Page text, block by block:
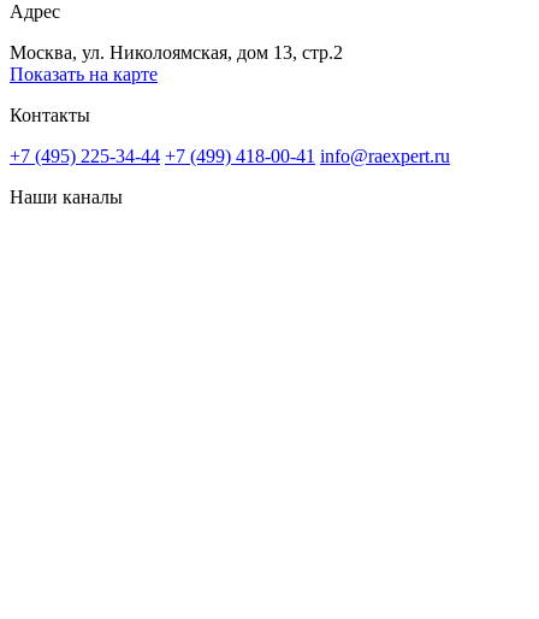
Адрес
Москва, ул. Николоямская, дом 13, стр.2
Показать на карте
Контакты
+7 (495) 225-34-44 +7 (499) 418-00-41 info@raexpert.ru
Наши каналы